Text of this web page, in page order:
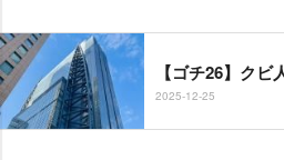
【ゴチ26】クビ
2025-12-25